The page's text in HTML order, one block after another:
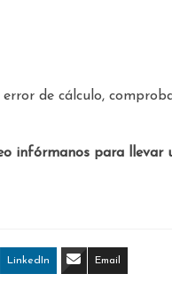
de cálculo,
infórmanos para llevar
LinkedIn Email